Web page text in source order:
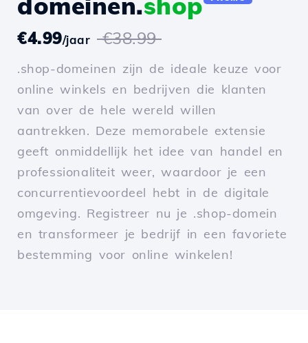
€4.99/jaar €38.99
.shop-domeinen zijn de ideale keuze voor
online winkels en bedrijven die klanten
van over de hele wereld willen
aantrekken. Deze memorabele extensie
geeft onmiddellijk het idee van handel en
professionaliteit weer, waardoor je een
concurrentievoordeel hebt in de digitale
omgeving. Registreer nu je .shop-domein
en transformeer je bedrijf in een favoriete
bestemming voor online winkelen!